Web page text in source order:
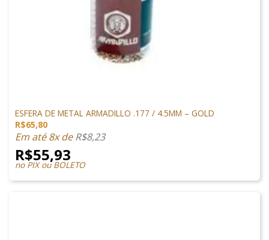
ESFERA DE METAL ARMADILLO .177 / 4.5MM – GOLD
R$65,80
Em até 8x deR$8,23
R$55,93
no PIX ou BOLETO